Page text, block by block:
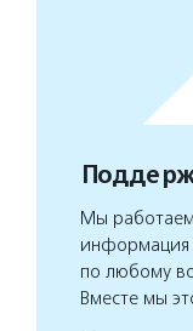
Мы
информация
по любому
Вместе мы